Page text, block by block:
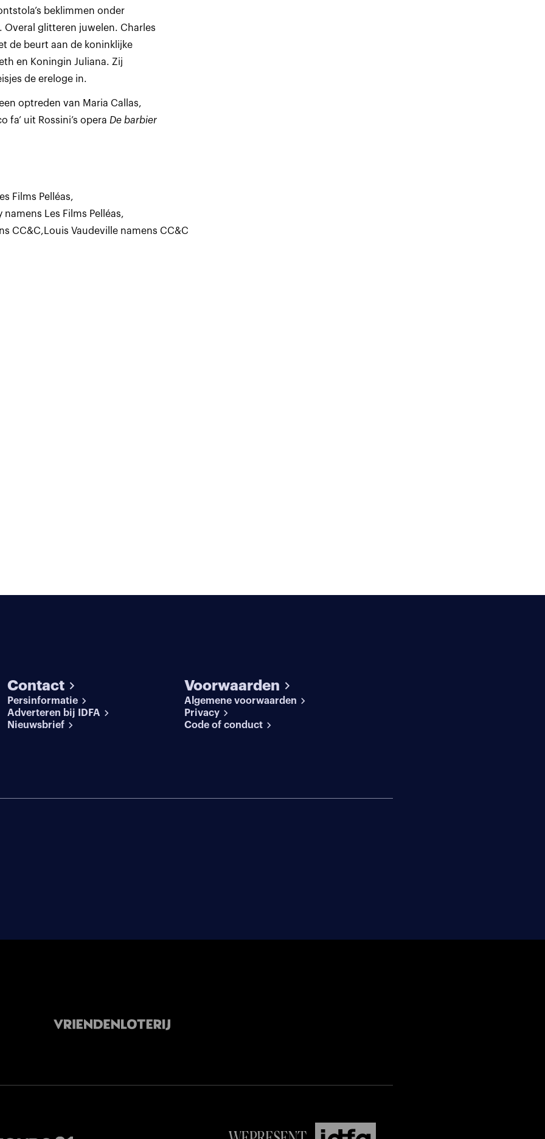
beklimmen onder
Overal glitteren juwelen. Charles
de beurt aan de koninklijke
en Koningin Juliana. Zij
de ereloge in.
optreden van Maria Callas,
fa’ uit Rossini’s opera De barbier
Films Pelléas,
namens Les Films Pelléas,
CC&C, Louis Vaudeville namens CC&C
Contact
Persinformatie
Adverteren bij IDFA
Nieuwsbrief
Voorwaarden
Algemene voorwaarden
Privacy
Code of conduct